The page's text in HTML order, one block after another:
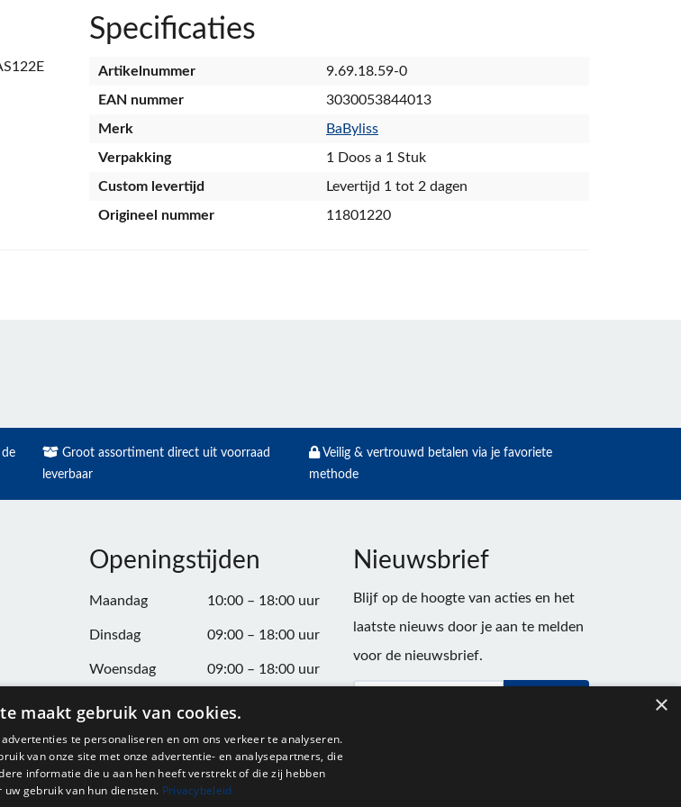
Specificaties
Artikelnummer
9.69.18.59-0
EAN nummer
3030053844013
Merk
BaByliss
Verpakking
1 Doos a 1 Stuk
Custom levertijd
Levertijd 1 tot 2 dagen
Origineel nummer
11801220
Groot assortiment direct uit voorraad
leverbaar
Veilig & vertrouwd betalen via je favoriete
methode
Openingstijden
Maandag 10:00 – 18:00 uur
Dinsdag 09:00 – 18:00 uur
Woensdag 09:00 – 18:00 uur
Donderdag 09:00 – 20:00 uur
Vrijdag 09:00 – 18:00 uur
Zaterdag 09:00 – 17:00 uur
Nieuwsbrief
Blijf op de hoogte van acties en het
laatste nieuws door je aan te melden
voor de nieuwsbrief.
×
maakt gebruik van cookies.
te personaliseren en om ons verkeer te analyseren.
van onze site met onze advertentie- en analysepartners, die
informatie die u aan hen heeft verstrekt of die zij hebben
uw gebruik van hun diensten. Privacybeleid